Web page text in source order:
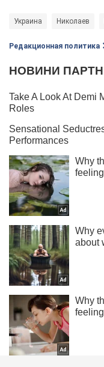
Украина Николаев
Редакционная политика